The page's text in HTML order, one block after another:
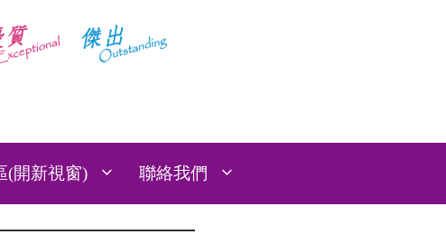
(開新視窗) 聯絡我們